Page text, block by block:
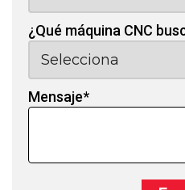
¿Qué máquina CNC
Mensaje*